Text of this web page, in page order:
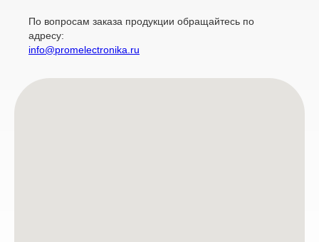
По вопросам заказа продукции обращайтесь по
адресу:
info@promelectronika.ru